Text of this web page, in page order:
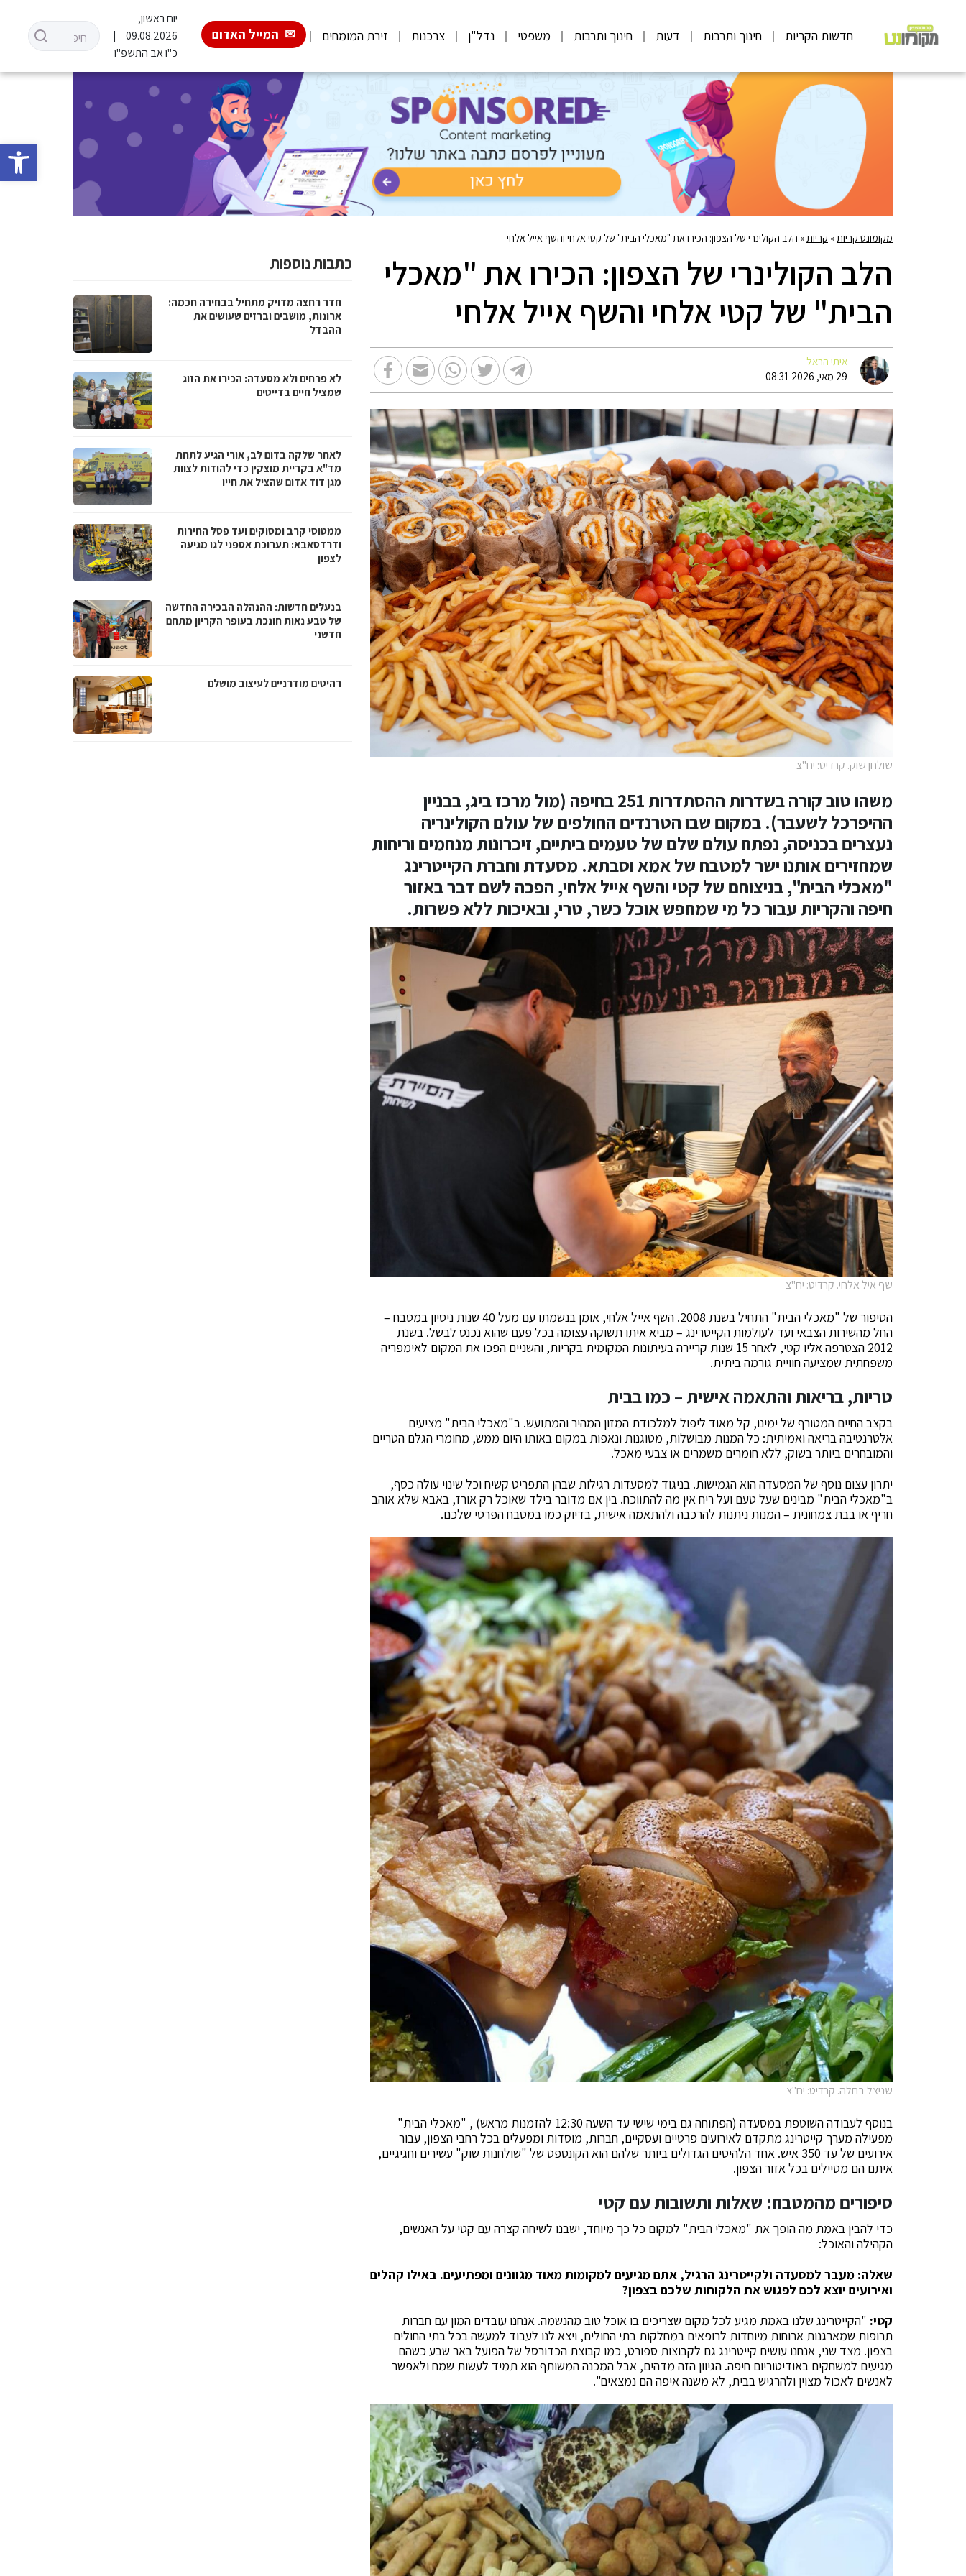
פתח
חדשות הקריות חינוך ותרבות דעות חינוך ותרבות משפטי נדל"ן צרכנות זירת המומחים המייל האדום
יום ראשון,
09.08.2026
כ"ו אב התשפ"ו
מקומונט קריות » קריות » הלב הקולינרי של הצפון: הכירו את "מאכלי הבית" של קטי אלחי והשף אייל אלחי
הלב הקולינרי של הצפון: הכירו את "מאכלי
הבית" של קטי אלחי והשף אייל אלחי
איתי הראל
29 מאי, 2026 08:31
שולחן שוק. קרדיט: יח"צ
משהו טוב קורה בשדרות ההסתדרות 251 בחיפה (מול מרכז ביג, בבניין
ההיפרכל לשעבר). במקום שבו הטרנדים החולפים של עולם הקולינריה
נעצרים בכניסה, נפתח עולם שלם של טעמים ביתיים, זיכרונות מנחמים וריחות
שמחזירים אותנו ישר למטבח של אמא וסבתא. מסעדת וחברת הקייטרינג
"מאכלי הבית", בניצוחם של קטי והשף אייל אלחי, הפכה לשם דבר באזור
חיפה והקריות עבור כל מי שמחפש אוכל כשר, טרי, ובאיכות ללא פשרות.
שף איל אלחי. קרדיט: יח"צ
הסיפור של "מאכלי הבית" התחיל בשנת 2008. השף אייל אלחי, אומן בנשמתו עם מעל 40 שנות ניסיון במטבח –
החל מהשירות הצבאי ועד לעולמות הקייטרינג – מביא איתו תשוקה עצומה בכל פעם שהוא נכנס לבשל. בשנת
2012 הצטרפה אליו קטי, לאחר 15 שנות קריירה בעיתונות המקומית בקריות, והשניים הפכו את המקום לאימפריה
משפחתית שמציעה חוויית גורמה ביתית.
טריות, בריאות והתאמה אישית – כמו בבית
בקצב החיים המטורף של ימינו, קל מאוד ליפול למלכודת המזון המהיר והמתועש. ב"מאכלי הבית" מציעים
אלטרנטיבה בריאה ואמיתית: כל המנות מבושלות, מטוגנות ונאפות במקום באותו היום ממש, מחומרי הגלם הטריים
והמובחרים ביותר בשוק, ללא חומרים משמרים או צבעי מאכל.
יתרון עצום נוסף של המסעדה הוא הגמישות. בניגוד למסעדות רגילות שבהן התפריט קשיח וכל שינוי עולה כסף,
ב"מאכלי הבית" מבינים שעל טעם ועל ריח אין מה להתווכח. בין אם מדובר בילד שאוכל רק אורז, באבא שלא אוהב
חריף או בבת צמחונית – המנות ניתנות להרכבה ולהתאמה אישית, בדיוק כמו במטבח הפרטי שלכם.
שניצל בחלה. קרדיט: יח"צ
בנוסף לעבודה השוטפת במסעדה (הפתוחה גם בימי שישי עד השעה 12:30 להזמנות מראש) , "מאכלי הבית"
מפעילה מערך קייטרינג מתקדם לאירועים פרטיים ועסקיים, חברות, מוסדות ומפעלים בכל רחבי הצפון, עבור
אירועים של עד 350 איש. אחד הלהיטים הגדולים ביותר שלהם הוא הקונספט של "שולחנות שוק" עשירים וחגיגיים,
איתם הם מטיילים בכל אזור הצפון.
סיפורים מהמטבח: שאלות ותשובות עם קטי
כדי להבין באמת מה הופך את "מאכלי הבית" למקום כל כך מיוחד, ישבנו לשיחה קצרה עם קטי על האנשים,
הקהילה והאוכל:
שאלה: מעבר למסעדה ולקייטרינג הרגיל, אתם מגיעים למקומות מאוד מגוונים ומפתיעים. באילו קהלים
ואירועים יוצא לכם לפגוש את הלקוחות שלכם בצפון?
קטי: "הקייטרינג שלנו באמת מגיע לכל מקום שצריכים בו אוכל טוב מהנשמה. אנחנו עובדים המון עם חברות
תרופות שמארגנות ארוחות מיוחדות לרופאים במחלקות בתי החולים, ויצא לנו לעבוד למעשה בכל בתי החולים
בצפון. מצד שני, אנחנו עושים קייטרינג גם לקבוצות ספורט, כמו קבוצת הכדורסל של הפועל באר שבע כשהם
מגיעים למשחקים באודיטוריום חיפה. הגיוון הזה מדהים, אבל המכנה המשותף הוא תמיד לעשות שמח ולאפשר
לאנשים לאכול מצוין ולהרגיש בבית, לא משנה איפה הם נמצאים".
כתבות נוספות
חדר רחצה מדויק מתחיל בבחירה חכמה:
ארונות, מושבים וברזים שעושים את
ההבדל
לא פרחים ולא מסעדה: הכירו את הזוג
שמציל חיים בדייטים
לאחר שלקה בדום לב, אורי הגיע לתחת
מד"א בקריית מוצקין כדי להודות לצוות
מגן דוד אדום שהציל את חייו
ממטוסי קרב ומסוקים ועד פסל החירות
ודרדסאבא: תערוכת אספני לגו מגיעה
לצפון
בנעלים חדשות: ההנהלה הבכירה החדשה
של טבע נאות חונכת בעופר הקריון מתחם
חדשני
רהיטים מודרניים לעיצוב מושלם